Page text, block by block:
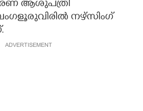
ആശുപത്രി
നഴ്സിംഗ്
ADVERTISEMENT